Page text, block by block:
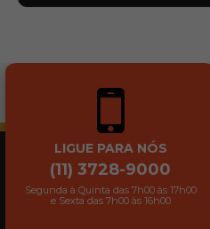
LIGUE PARA NÓS
(11) 3728-9000
Segunda à Quinta das 7h00 às 17h00
e Sexta das 7h00 às 16h00